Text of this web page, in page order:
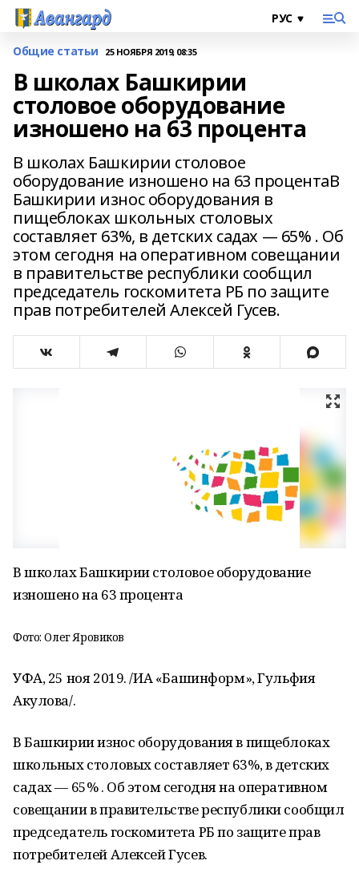
Общие статьи 25 НОЯБРЯ 2019, 08:35
В школах Башкирии
столовое оборудование
изношено на 63 процента
В школах Башкирии столовое
оборудование изношено на 63 процентаВ
Башкирии износ оборудования в
пищеблоках школьных столовых
составляет 63%, в детских садах — 65% . Об
этом сегодня на оперативном совещании
в правительстве республики сообщил
председатель госкомитета РБ по защите
прав потребителей Алексей Гусев.
В школах Башкирии столовое оборудование
изношено на 63 процента
Фото: Олег Яровиков
УФА, 25 ноя 2019. /ИА «Башинформ», Гульфия
Акулова/.
В Башкирии износ оборудования в пищеблоках
школьных столовых составляет 63%, в детских
садах — 65% . Об этом сегодня на оперативном
совещании в правительстве республики сообщил
председатель госкомитета РБ по защите прав
потребителей Алексей Гусев.